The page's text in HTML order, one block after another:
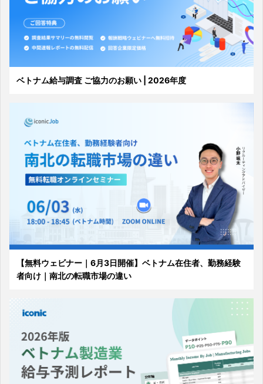
ベトナム給与調査 ご協力のお願い | 2026年度
【無料ウェビナー｜6月3日開催】ベトナム在住者、勤務経験
者向け｜南北の転職市場の違い